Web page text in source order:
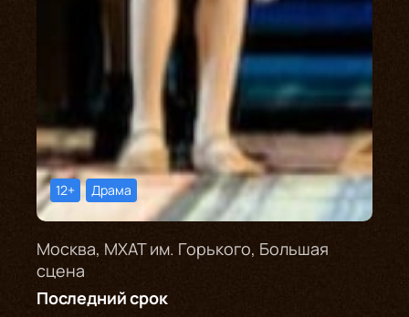
12+ Драма
Москва, МХАТ им. Горького, Большая
сцена
Последний срок